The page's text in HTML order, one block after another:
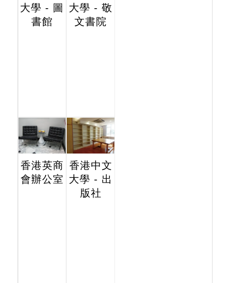
大學 - 圖
書館
大學 - 敬
文書院
香港英商
會辦公室
香港中文
大學 - 出
版社